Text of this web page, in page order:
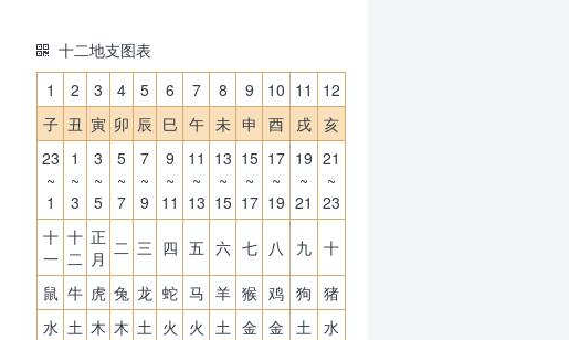
十二地支图表
1 2 3 4 5 6 7 8 9 10 11
12
子 丑 寅 卯 辰 巳 午 未 申 酉 戌 亥
23
~
1
1
~
3
3
~
5
5
~
7
7
~
9
9
~
11
11
~
13
13
~
15
15
~
17
17
~
19
19
~
21
21
~
23
十
一
十
二
正
月 二 三 四 五 六 七 八 九 十
鼠 牛 虎 兔 龙 蛇 马 羊 猴 鸡 狗 猪
水 土 木 木 土 火 火 土 金 金 土 水